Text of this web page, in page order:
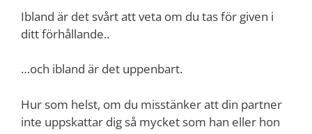
Ibland är det svårt att veta om du tas för given i
ditt förhållande..
…och ibland är det uppenbart.
Hur som helst, om du misstänker att din partner
inte uppskattar dig så mycket som han eller hon